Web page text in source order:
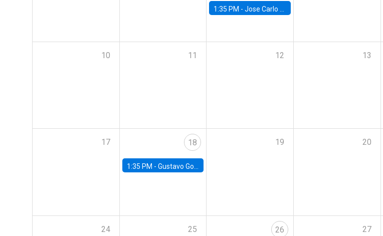
1:35 PM -Jose Carlo Bermudez, UC (ME) & World Bank
10 11 12 13
17 18
1:35 PM - Gustavo González, Banco Central de Chile
19 20
24 25 26 27